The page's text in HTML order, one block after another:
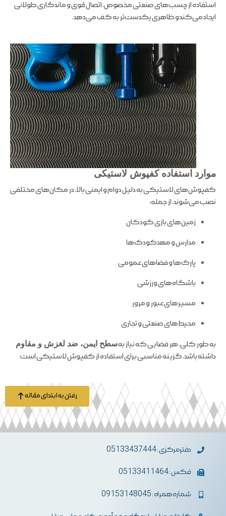
استفاده از چسب‌های صنعتی مخصوص، اتصال قوی و ماندگاری طولانی
ایجاد می‌کند و ظاهری یکدست‌تر به کف می‌دهد.
موارد استفاده کفپوش لاستیکی
کفپوش‌های لاستیکی به دلیل دوام و ایمنی بالا، در مکان‌های مختلفی
نصب می‌شوند، از جمله:
زمین‌های بازی کودکان
مدارس و مهدکودک‌ها
پارک‌ها و فضاهای عمومی
باشگاه‌های ورزشی
مسیرهای عبور و مرور
محیط‌های صنعتی و تجاری
به طور کلی، هر فضایی که نیاز بهسطح ایمن، ضد لغزش و مقاوم
داشته باشد، گزینه مناسبی برای استفاده از کفپوش لاستیکی است.
رفتن به ابتدای مقاله
دفترمرکزی : 05133437444
فکس : 05133411464
شماره همراه : 09153148045